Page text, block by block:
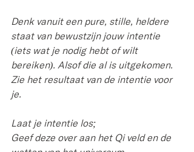
Denk vanuit een pure, stille, heldere
staat van bewustzijn jouw intentie
(iets wat je nodig hebt of wilt
bereiken). Alsof die al is uitgekomen.
Zie het resultaat van de intentie voor
je.
Laat je intentie los;
Geef deze over aan het Qi veld en de